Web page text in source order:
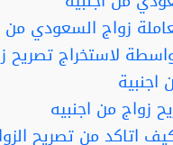
زواج السعودي من
لاستخراج تصريح
اجنبية
زواج من اجنبيه
اتاكد من تصريح